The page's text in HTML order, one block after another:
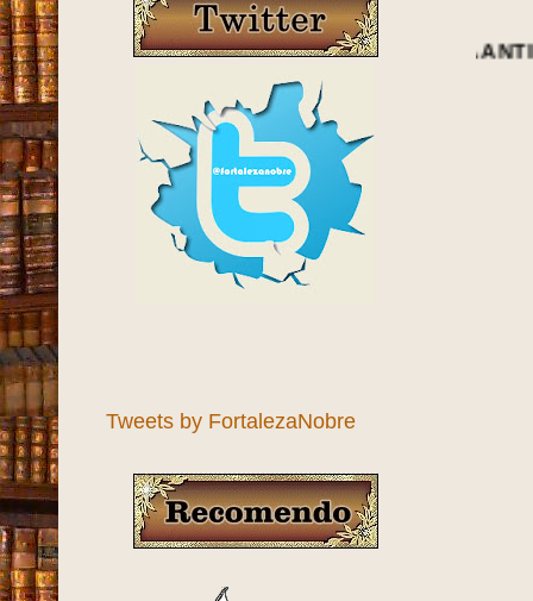
Tweets by FortalezaNobre